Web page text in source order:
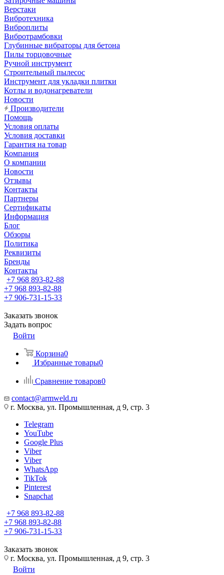
Верстаки
Вибротехника
Виброплиты
Вибротрамбовки
Глубинные вибраторы для бетона
Пилы торцовочные
Ручной инструмент
Строительный пылесос
Инструмент для укладки плитки
Котлы и водонагреватели
Новости
Производители
Помощь
Условия оплаты
Условия доставки
Гарантия на товар
Компания
О компании
Новости
Отзывы
Контакты
Партнеры
Сертификаты
Информация
Блог
Обзоры
Политика
Реквизиты
Бренды
Контакты
+7 968 893-82-88
+7 968 893-82-88
+7 906-731-15-33
Заказать звонок
Задать вопрос
Войти
Корзина0
Избранные товары0
Сравнение товаров0
contact@armweld.ru
г. Москва, ул. Промышленная, д 9, стр. 3
Telegram
YouTube
Google Plus
Viber
Viber
WhatsApp
TikTok
Pinterest
Snapchat
+7 968 893-82-88
+7 968 893-82-88
+7 906-731-15-33
Заказать звонок
г. Москва, ул. Промышленная, д 9, стр. 3
Войти